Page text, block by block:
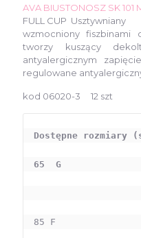
AVA BIUSTONOSZ SK 101
FULL CUP
wzmocniony fiszbinami
tworzy kuszący
antyalergicznym
regulowane
kod 06020-3 12 szt
Dostępne rozmiary
65  G
85 F